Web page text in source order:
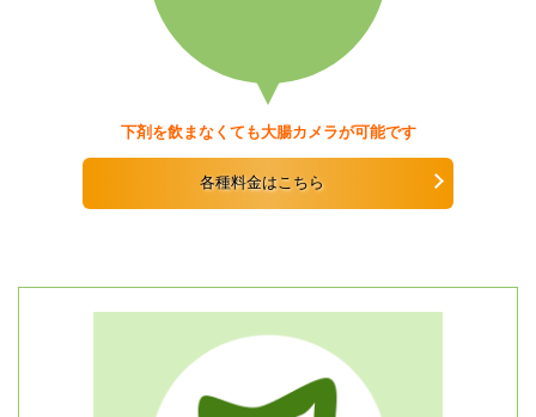
下剤を飲まなくても大腸カメラが可能です
各種料金はこちら